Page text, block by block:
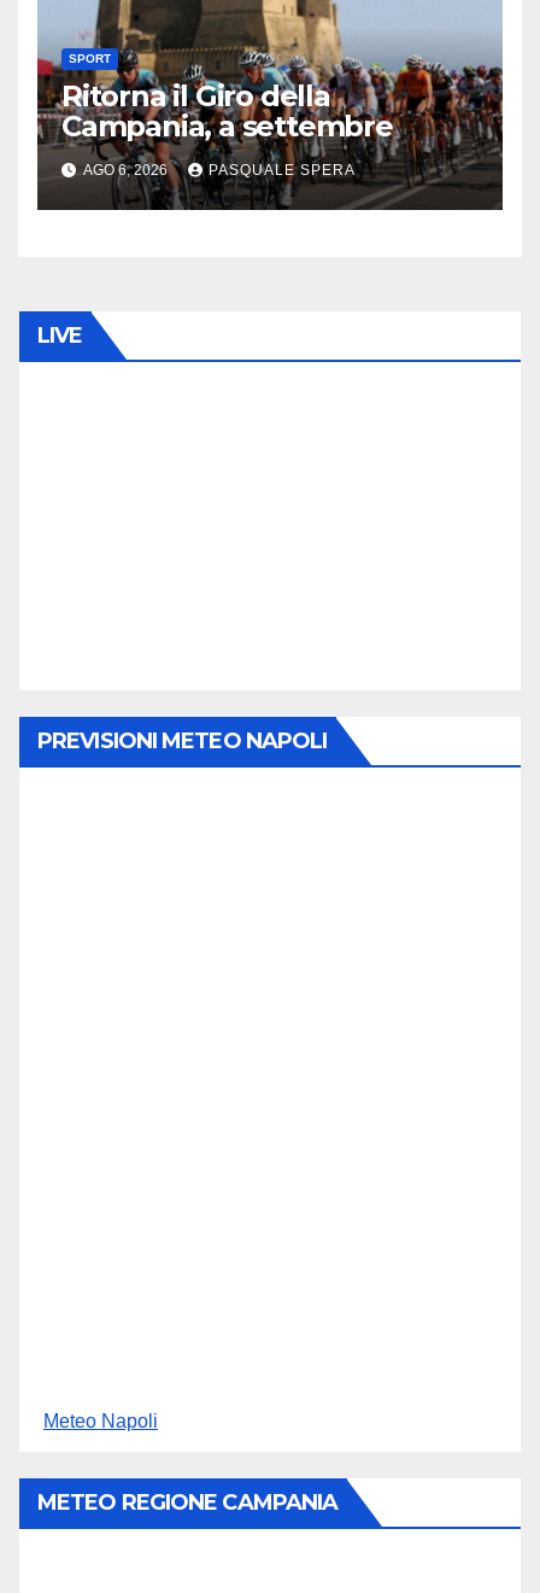
SPORT
Ritorna il Giro della
Campania, a settembre
AGO 6, 2026 PASQUALE SPERA
LIVE
PREVISIONI METEO NAPOLI
Meteo Napoli
METEO REGIONE CAMPANIA